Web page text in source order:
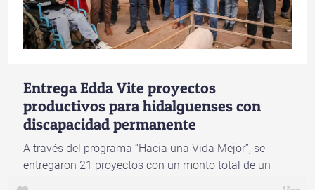
Entrega Edda Vite proyectos
productivos para hidalguenses con
discapacidad permanente
A través del programa “Hacia una Vida Mejor”, se
entregaron 21 proyectos con un monto total de un